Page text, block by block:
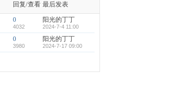
回复/查看 最后发表
0
4032
阳光的丁丁
2024-7-4 11:00
0
3980
阳光的丁丁
2024-7-17 09:00